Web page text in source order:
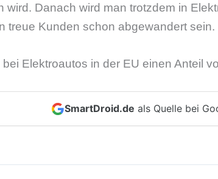
wird. Danach wird man trotzdem in
treue Kunden schon abgewandert sein.
Elektroautos in der EU einen Anteil
SmartDroid.de als Quelle bei